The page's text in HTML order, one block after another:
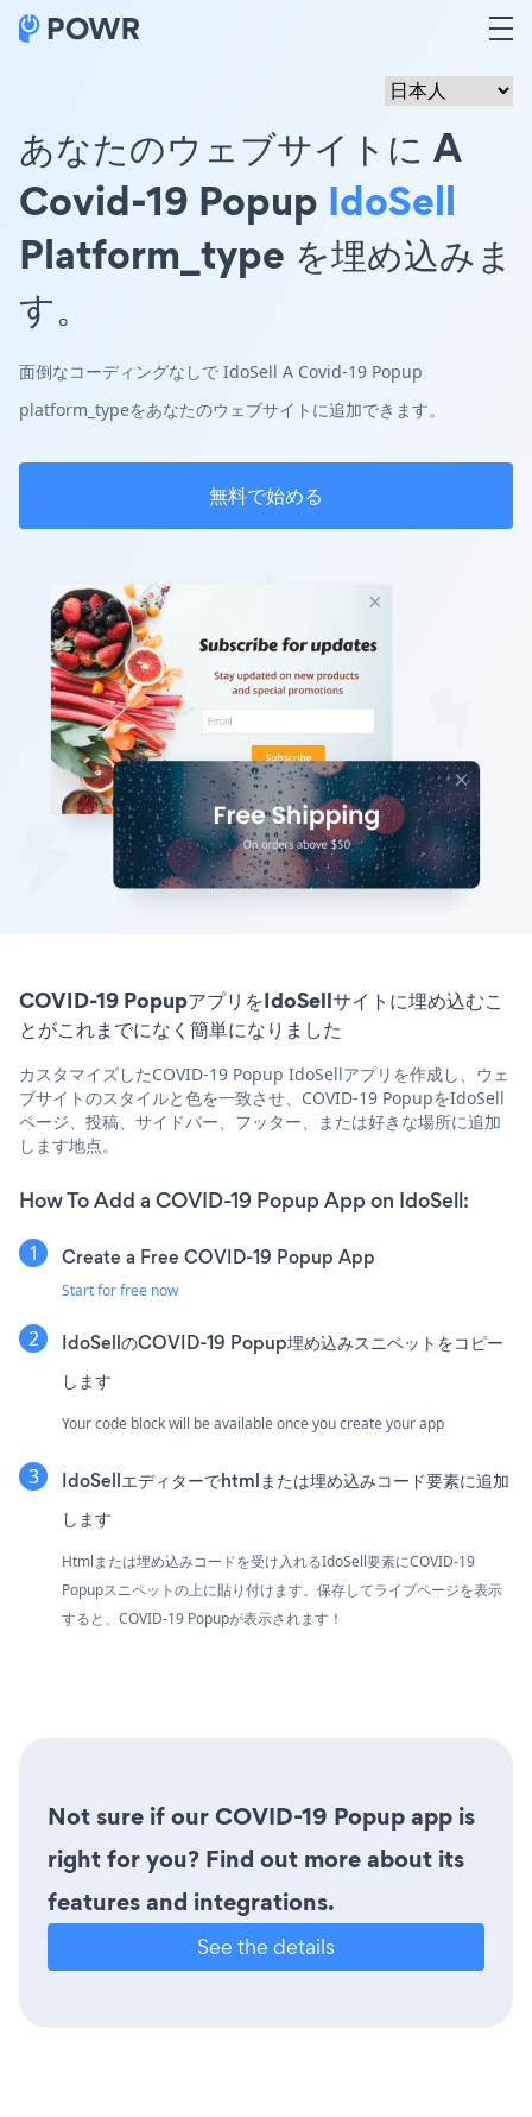
あなたのウェブサイトに A
Covid-19 Popup IdoSell
Platform_type を埋め込みま
す。
面倒なコーディングなしで IdoSell A Covid-19 Popup
platform_typeをあなたのウェブサイトに追加できます。
無料で始める
COVID-19 PopupアプリをIdoSellサイトに埋め込むこ
とがこれまでになく簡単になりました
カスタマイズしたCOVID-19 Popup IdoSellアプリを作成し、ウェ
ブサイトのスタイルと色を一致させ、COVID-19 PopupをIdoSell
ページ、投稿、サイドバー、フッター、または好きな場所に追加
します地点。
How To Add a COVID-19 Popup App on IdoSell:
Create a Free COVID-19 Popup App
Start for free now
IdoSellのCOVID-19 Popup埋め込みスニペットをコピー
します
Your code block will be available once you create your app
IdoSellエディターでhtmlまたは埋め込みコード要素に追加
します
Htmlまたは埋め込みコードを受け入れるIdoSell要素にCOVID-19
Popupスニペットの上に貼り付けます。保存してライブページを表示
すると、COVID-19 Popupが表示されます！
Not sure if our COVID-19 Popup app is
right for you? Find out more about its
features and integrations.
See the details